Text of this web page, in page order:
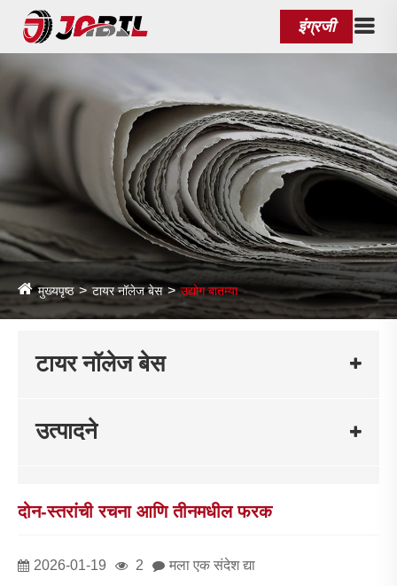
इंग्रजी
मुख्यपृष्ठ टायर नॉलेज बेस उद्योग बातम्या
टायर नॉलेज बेस
उत्पादने
दोन-स्तरांची रचना आणि तीनमधील फरक
2026-01-19 2 मला एक संदेश द्या